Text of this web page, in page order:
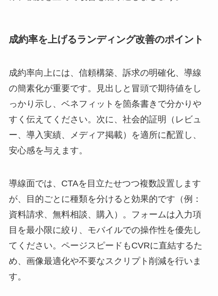
成約率を上げるランディング改善のポイント
成約率向上には、信頼構築、訴求の明確化、導線
の簡素化が重要です。見出しと冒頭で期待値をし
っかり示し、ベネフィットを箇条書きで分かりや
すく伝えてください。次に、社会的証明（レビュ
ー、導入実績、メディア掲載）を適所に配置し、
安心感を与えます。
導線面では、CTAを目立たせつつ複数設置します
が、目的ごとに種類を分けると効果的です（例：
資料請求、無料相談、購入）。フォームは入力項
目を最小限に絞り、モバイルでの操作性を優先し
てください。ページスピードもCVRに直結するた
め、画像最適化や不要なスクリプト削減を行いま
す。